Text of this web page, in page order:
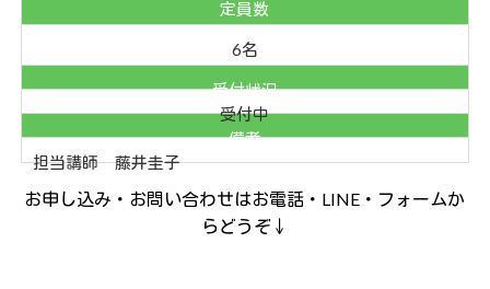
定員数
6名
受付状況
受付中
備考
担当講師 藤井圭子
お申し込み・お問い合わせはお電話・LINE・フォームか
らどうぞ↓